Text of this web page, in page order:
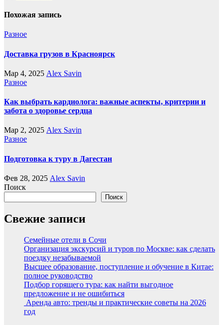
Похожая запись
Разное
Доставка грузов в Красноярск
Мар 4, 2025 Alex Savin
Разное
Как выбрать кардиолога: важные аспекты, критерии и
забота о здоровье сердца
Мар 2, 2025 Alex Savin
Разное
Подготовка к туру в Дагестан
Фев 28, 2025 Alex Savin
Поиск
Поиск
Свежие записи
Семейные отели в Сочи
Организация экскурсий и туров по Москве: как сделать
поездку незабываемой
Высшее образование, поступление и обучение в Китае:
полное руководство
Подбор горящего тура: как найти выгодное
предложение и не ошибиться
Аренда авто: тренды и практические советы на 2026
год